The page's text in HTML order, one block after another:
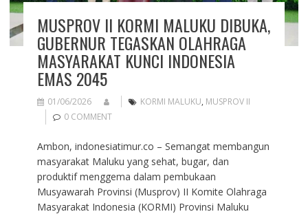
MUSPROV II KORMI MALUKU DIBUKA,
GUBERNUR TEGASKAN OLAHRAGA
MASYARAKAT KUNCI INDONESIA
EMAS 2045
01/06/2026 KORMI MALUKU, MUSPROV II
0 COMMENT
Ambon, indonesiatimur.co – Semangat membangun
masyarakat Maluku yang sehat, bugar, dan
produktif menggema dalam pembukaan
Musyawarah Provinsi (Musprov) II Komite Olahraga
Masyarakat Indonesia (KORMI) Provinsi Maluku